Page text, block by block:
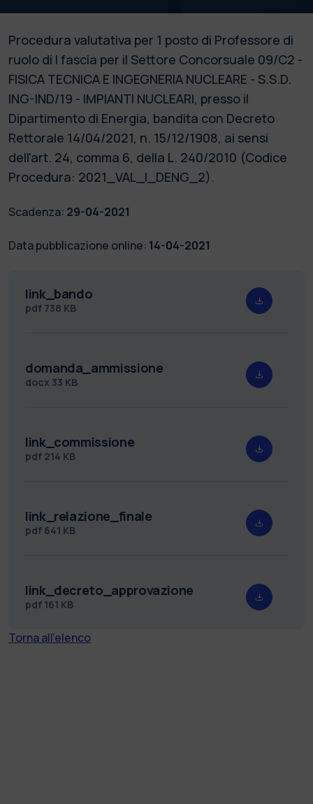
Procedura valutativa per 1 posto di Professore di
ruolo di I fascia per il Settore Concorsuale 09/C2 -
FISICA TECNICA E INGEGNERIA NUCLEARE - S.S.D.
ING-IND/19 - IMPIANTI NUCLEARI, presso il
Dipartimento di Energia, bandita con Decreto
Rettorale 14/04/2021, n. 15/12/1908, ai sensi
dell'art. 24, comma 6, della L. 240/2010 (Codice
Procedura: 2021_VAL_I_DENG_2).
Scadenza: 29-04-2021
Data pubblicazione online: 14-04-2021
link_bando
pdf 738 KB
domanda_ammissione
docx 33 KB
link_commissione
pdf 214 KB
link_relazione_finale
pdf 641 KB
link_decreto_approvazione
pdf 161 KB
Torna all'elenco